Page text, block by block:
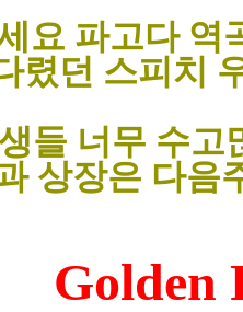
요 파고다 역
렸던 스피치
들 너무 수고
상장은 다음
Golden